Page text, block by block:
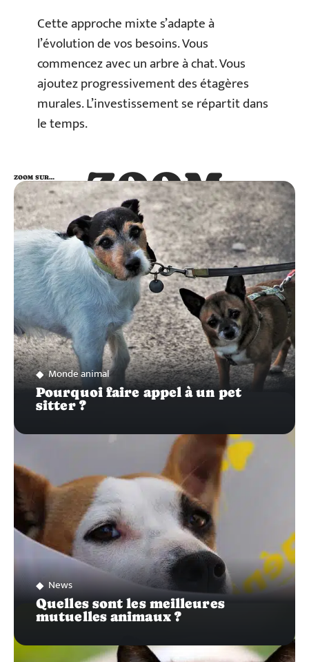
Cette approche mixte s’adapte à
l’évolution de vos besoins. Vous
commencez avec un arbre à chat. Vous
ajoutez progressivement des étagères
murales. L’investissement se répartit dans
le temps.
ZOOM
SUR…
ZOOM SUR…
Monde animal
Pourquoi faire appel à un pet
sitter ?
News
Quelles sont les meilleures
mutuelles animaux ?